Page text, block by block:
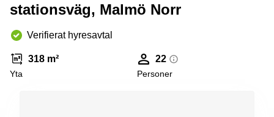
stationsväg, Malmö Norr
Verifierat hyresavtal
318 m²
Yta
22
Personer